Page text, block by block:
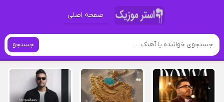
صفحه اصلی
جستجو